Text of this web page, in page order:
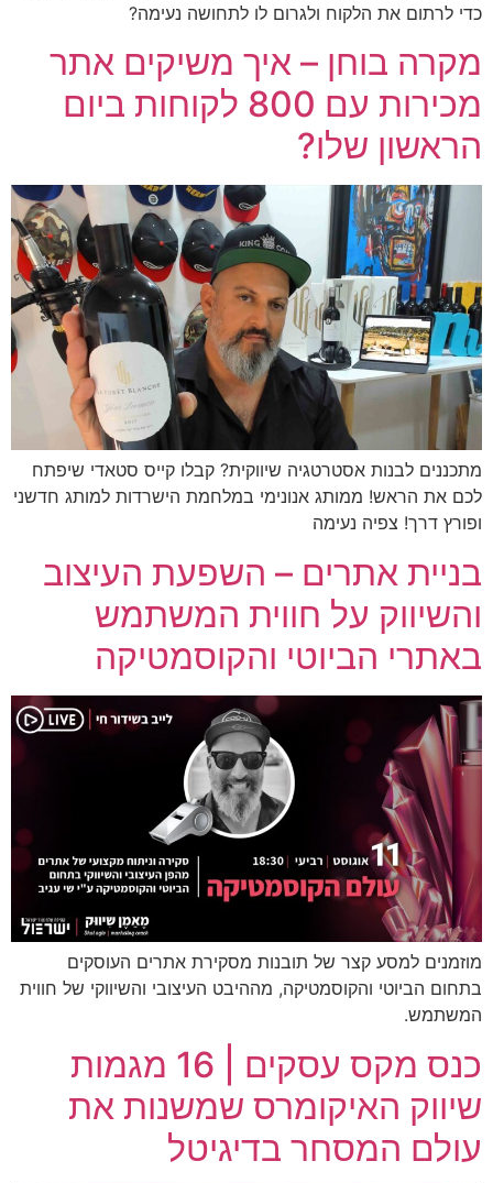
כדי לרתום את הלקוח ולגרום לו לתחושה נעימה?
מקרה בוחן – איך משיקים אתר
מכירות עם 800 לקוחות ביום
הראשון שלו?
מתכננים לבנות אסטרטגיה שיווקית? קבלו קייס סטאדי שיפתח
לכם את הראש! ממותג אנונימי במלחמת הישרדות למותג חדשני
ופורץ דרך! צפיה נעימה
בניית אתרים – השפעת העיצוב
והשיווק על חווית המשתמש
באתרי הביוטי והקוסמטיקה
מוזמנים למסע קצר של תובנות מסקירת אתרים העוסקים
בתחום הביוטי והקוסמטיקה, מההיבט העיצובי והשיווקי של חווית
המשתמש.
כנס מקס עסקים | 16 מגמות
שיווק האיקומרס שמשנות את
עולם המסחר בדיגיטל